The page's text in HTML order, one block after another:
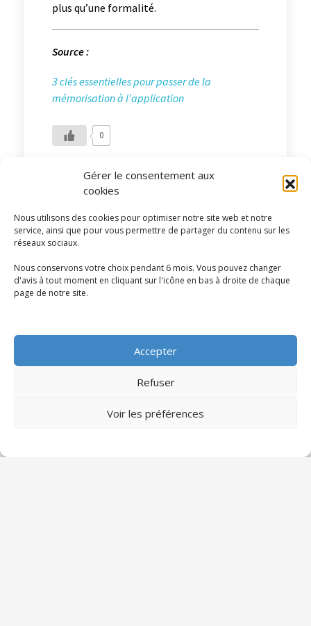
Gérer le consentement aux
cookies
Nous utilisons des cookies pour optimiser notre site web et notre
service, ainsi que pour vous permettre de partager du contenu sur les
réseaux sociaux.
Nous conservons votre choix pendant 6 mois. Vous pouvez changer
d'avis à tout moment en cliquant sur l'icône en bas à droite de chaque
page de notre site.
Accepter
Refuser
Voir les préférences
plus qu’une formalité.
Source :
3 clés essentielles pour passer de la
mémorisation à l’application
0
Sciado Partenaires
Articles récents
demandées en 2025
Le monde du travail évolue rapidement sous